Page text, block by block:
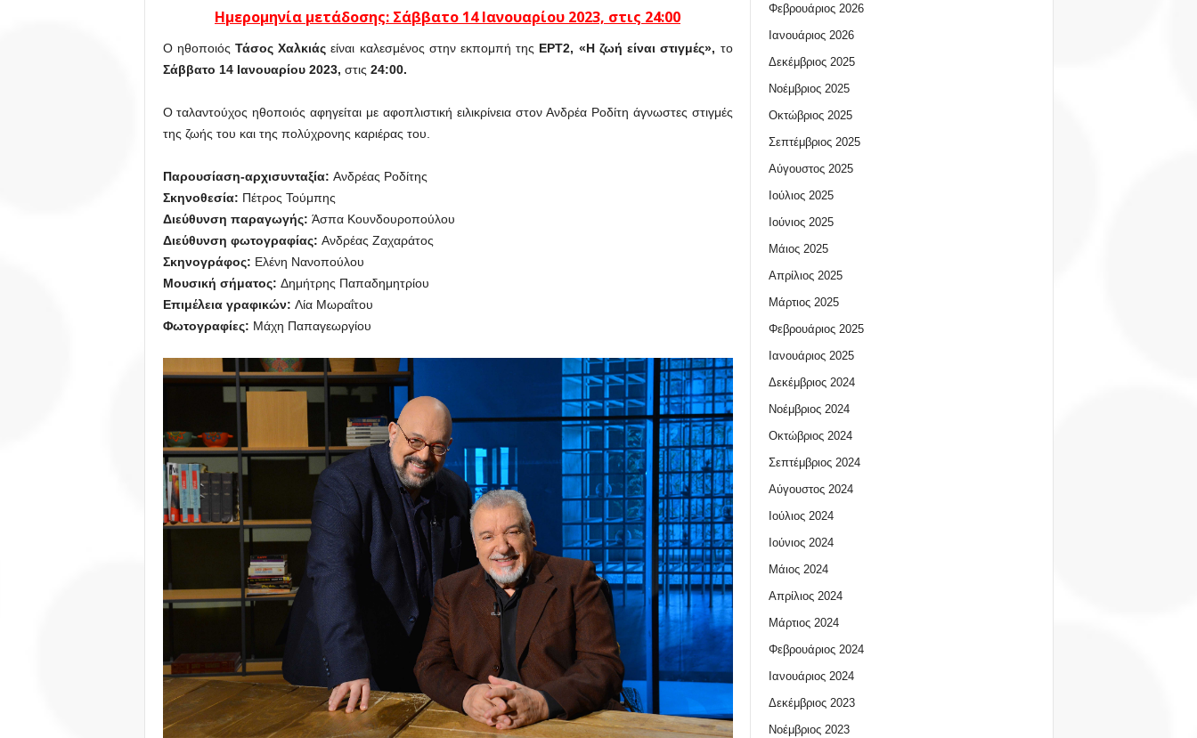
Ημερομηνία μετάδοσης: Σάββατο 14 Ιανουαρίου 2023, στις 24:00
Ο ηθοποιός Τάσος Χαλκιάς είναι καλεσμένος στην εκπομπή της ΕΡΤ2, «Η ζωή είναι στιγμές», το
Σάββατο 14 Ιανουαρίου 2023, στις 24:00.
Ο ταλαντούχος ηθοποιός αφηγείται με αφοπλιστική ειλικρίνεια στον Ανδρέα Ροδίτη άγνωστες στιγμές
της ζωής του και της πολύχρονης καριέρας του.
Παρουσίαση-αρχισυνταξία: Ανδρέας Ροδίτης
Σκηνοθεσία: Πέτρος Τούμπης
Διεύθυνση παραγωγής: Άσπα Κουνδουροπούλου
Διεύθυνση φωτογραφίας: Ανδρέας Ζαχαράτος
Σκηνογράφος: Ελένη Νανοπούλου
Μουσική σήματος: Δημήτρης Παπαδημητρίου
Επιμέλεια γραφικών: Λία Μωραΐτου
Φωτογραφίες: Μάχη Παπαγεωργίου
Φεβρουάριος 2026
Ιανουάριος 2026
Δεκέμβριος 2025
Νοέμβριος 2025
Οκτώβριος 2025
Σεπτέμβριος 2025
Αύγουστος 2025
Ιούλιος 2025
Ιούνιος 2025
Μάιος 2025
Απρίλιος 2025
Μάρτιος 2025
Φεβρουάριος 2025
Ιανουάριος 2025
Δεκέμβριος 2024
Νοέμβριος 2024
Οκτώβριος 2024
Σεπτέμβριος 2024
Αύγουστος 2024
Ιούλιος 2024
Ιούνιος 2024
Μάιος 2024
Απρίλιος 2024
Μάρτιος 2024
Φεβρουάριος 2024
Ιανουάριος 2024
Δεκέμβριος 2023
Νοέμβριος 2023